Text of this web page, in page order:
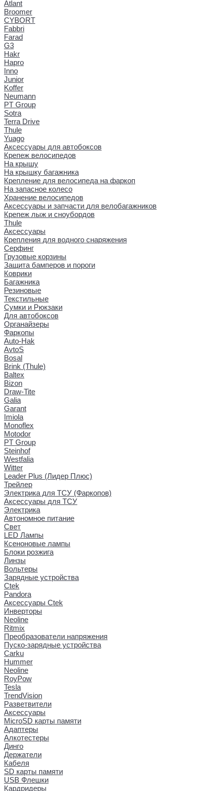
Atlant
Broomer
CYBORT
Fabbri
Farad
G3
Hakr
Hapro
Inno
Junior
Koffer
Neumann
PT Group
Sotra
Terra Drive
Thule
Yuago
Аксессуары для автобоксов
Крепеж велосипедов
На крышу
На крышку багажника
Крепление для велосипеда на фаркоп
На запасное колесо
Хранение велосипедов
Аксессуары и запчасти для велобагажников
Крепеж лыж и сноубордов
Thule
Аксессуары
Крепления для водного снаряжения
Серфинг
Грузовые корзины
Защита бамперов и пороги
Коврики
Багажника
Резиновые
Текстильные
Сумки и Рюкзаки
Для автобоксов
Органайзеры
Фаркопы
Auto-Hak
AvtoS
Bosal
Brink (Thule)
Baltex
Bizon
Draw-Tite
Galia
Garant
Imiola
Monoflex
Motodor
PT Group
Steinhof
Westfalia
Witter
Leader Plus (Лидер Плюс)
Трейлер
Электрика для ТСУ (Фаркопов)
Аксессуары для ТСУ
Электрика
Автономное питание
Свет
LED Лампы
Ксеноновые лампы
Блоки розжига
Линзы
Вольтеры
Зарядные устройства
Ctek
Pandora
Аксессуары Ctek
Инверторы
Neoline
Ritmix
Преобразователи напряжения
Пуско-зарядные устройства
Carku
Hummer
Neoline
RoyPow
Tesla
TrendVision
Разветвители
Аксессуары
MicroSD карты памяти
Адаптеры
Алкотестеры
Динго
Держатели
Кабеля
SD карты памяти
USB Флешки
Кардридеры